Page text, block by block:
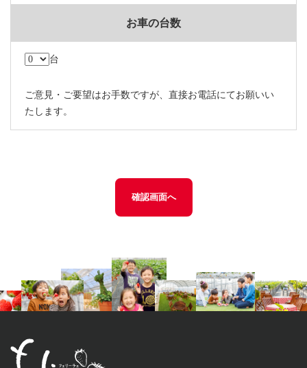
お車の台数
台
ご意見・ご要望はお手数ですが、直接お電話にてお願いい
たします。
確認画面へ